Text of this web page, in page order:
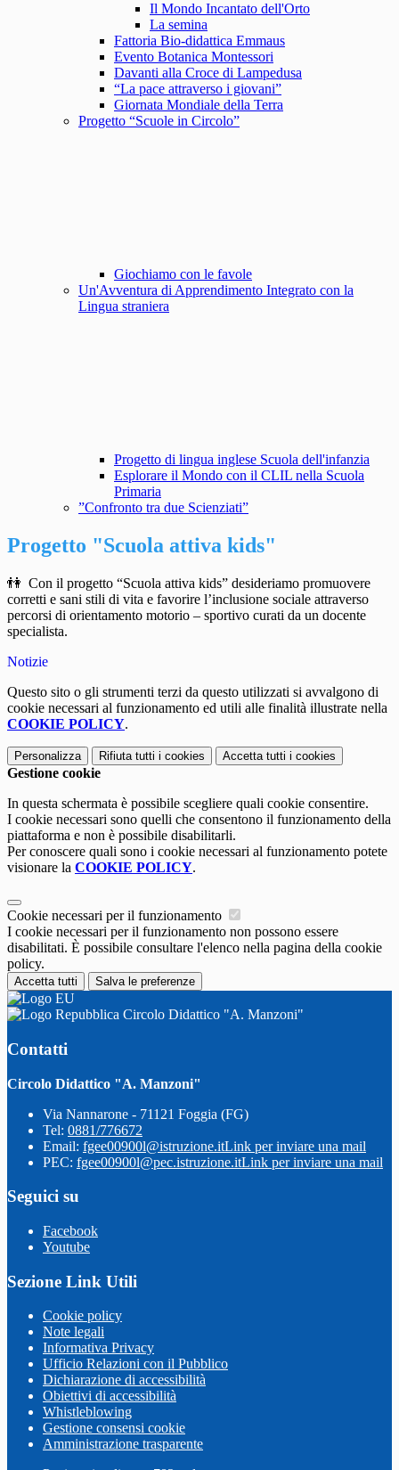
Il Mondo Incantato dell'Orto
La semina
Fattoria Bio-didattica Emmaus
Evento Botanica Montessori
Davanti alla Croce di Lampedusa
“La pace attraverso i giovani”
Giornata Mondiale della Terra
Progetto “Scuole in Circolo”
Giochiamo con le favole
Un'Avventura di Apprendimento Integrato con la
Lingua straniera
Progetto di lingua inglese Scuola dell'infanzia
Esplorare il Mondo con il CLIL nella Scuola
Primaria
”Confronto tra due Scienziati”
Progetto "Scuola attiva kids"
👫 Con il progetto “Scuola attiva kids” desideriamo promuovere
corretti e sani stili di vita e favorire l’inclusione sociale attraverso
percorsi di orientamento motorio – sportivo curati da un docente
specialista.
Notizie
Questo sito o gli strumenti terzi da questo utilizzati si avvalgono di
cookie necessari al funzionamento ed utili alle finalità illustrate nella
COOKIE POLICY.
Personalizza Rifiuta tutti i cookies Accetta tutti i cookies
Gestione cookie
In questa schermata è possibile scegliere quali cookie consentire.
I cookie necessari sono quelli che consentono il funzionamento della
piattaforma e non è possibile disabilitarli.
Per conoscere quali sono i cookie necessari al funzionamento potete
visionare la COOKIE POLICY.
Cookie necessari per il funzionamento
I cookie necessari per il funzionamento non possono essere
disabilitati. È possibile consultare l'elenco nella pagina della cookie
policy.
Accetta tutti Salva le preferenze
Circolo Didattico "A. Manzoni"
Contatti
Circolo Didattico "A. Manzoni"
Via Nannarone - 71121 Foggia (FG)
Tel: 0881/776672
Email: fgee00900l@istruzione.itLink per inviare una mail
PEC: fgee00900l@pec.istruzione.itLink per inviare una mail
Seguici su
Facebook
Youtube
Sezione Link Utili
Cookie policy
Note legali
Informativa Privacy
Ufficio Relazioni con il Pubblico
Dichiarazione di accessibilità
Obiettivi di accessibilità
Whistleblowing
Gestione consensi cookie
Amministrazione trasparente